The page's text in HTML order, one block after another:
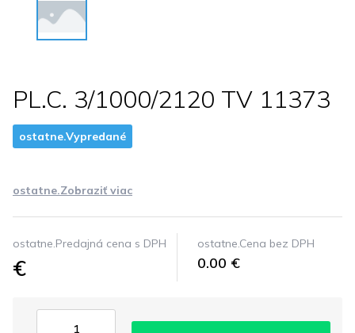
PL.C. 3/1000/2120 TV 11373
ostatne.Vypredané
ostatne.Zobraziť viac
ostatne.Predajná cena s DPH
€
ostatne.Cena bez DPH
0.00 €